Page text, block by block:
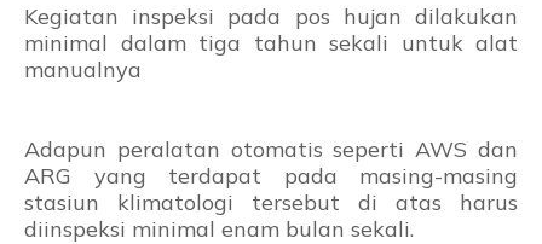
Kegiatan inspeksi pada pos hujan dilakukan
minimal dalam tiga tahun sekali untuk alat
manualnya
Adapun peralatan otomatis seperti AWS dan
ARG yang terdapat pada masing-masing
stasiun klimatologi tersebut di atas harus
diinspeksi minimal enam bulan sekali.